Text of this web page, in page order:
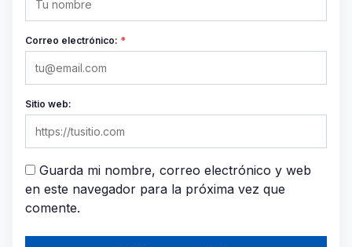
Correo electrónico: *
Sitio web:
Guarda mi nombre, correo electrónico y web
en este navegador para la próxima vez que
comente.